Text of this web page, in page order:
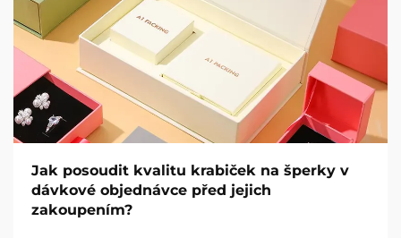
Jak posoudit kvalitu krabiček na šperky v
dávkové objednávce před jejich
zakoupením?